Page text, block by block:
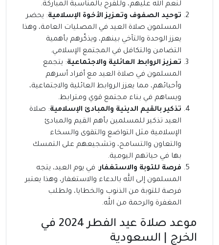
لنعم الله عليهم، وللفرح بالمناسبة المباركة.
توحيد الصفوف وتعزيز الأخوة الإسلامية: يحضر
المسلمون صلاة العيد في المصليات العامة، وهذا
يعزز الوحدة والتآخي بينهم، ويذكّرهم بأهمية
التضامن والتكافل في المجتمع الإسلامي.
تعزيز الروابط العائلية والاجتماعية: يتجمع
المسلمون في صلاة العيد مع أفراد أسرهم
وأحبائهم، مما يعزز الروابط العائلية والاجتماعية،
ويساهم في بناء مجتمع قوي ومترابط.
تذكير بالقيم الدينية والمبادئ الإسلامية: صلاة
العيد تذكير للمسلمين بأهم القيم والمبادئ
الإسلامية مثل التواضع والتقوى والسخاء
والتعاون والتسامح، وتشجيعهم على التمسك
بها في حياتهم اليومية.
فرصة للتوبة والاستغفار: في يوم العيد، يتجه
المسلمون إلى الله بالدعاء والاستغفار، وهذا يعتبر
فرصة للتوبة من الذنوب والخطايا، ولطلب
المغفرة والرحمة من الله.
موعد صلاة عيد الفطر 2024 في
الخرج | السعودية